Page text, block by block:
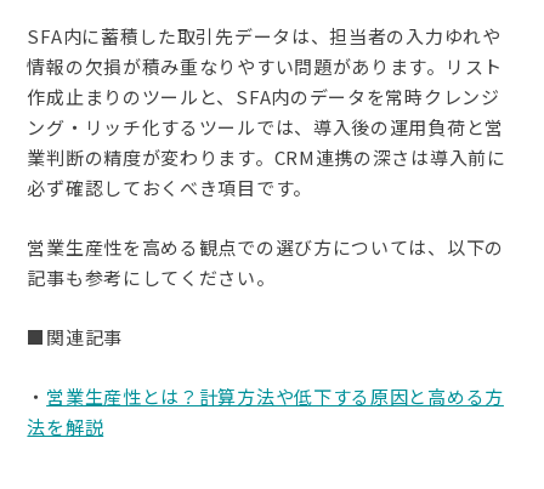
SFA内に蓄積した取引先データは、担当者の入力ゆれや
情報の欠損が積み重なりやすい問題があります。リスト
作成止まりのツールと、SFA内のデータを常時クレンジ
ング・リッチ化するツールでは、導入後の運用負荷と営
業判断の精度が変わります。CRM連携の深さは導入前に
必ず確認しておくべき項目です。
営業生産性を高める観点での選び方については、以下の
記事も参考にしてください。
■関連記事
・ 営業生産性とは？計算方法や低下する原因と高める方
法を解説